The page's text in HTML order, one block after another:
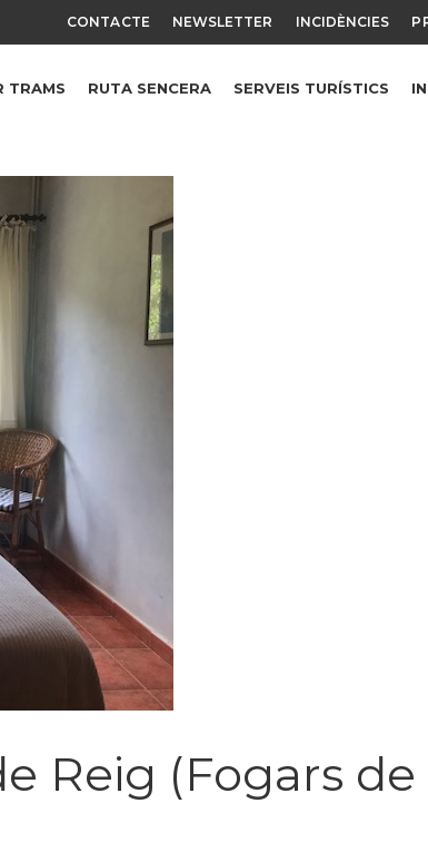
CONTACTE NEWSLETTER INCIDÈNCIES
TRAMS RUTA SENCERA SERVEIS TURÍSTICS
Reig (Fogars